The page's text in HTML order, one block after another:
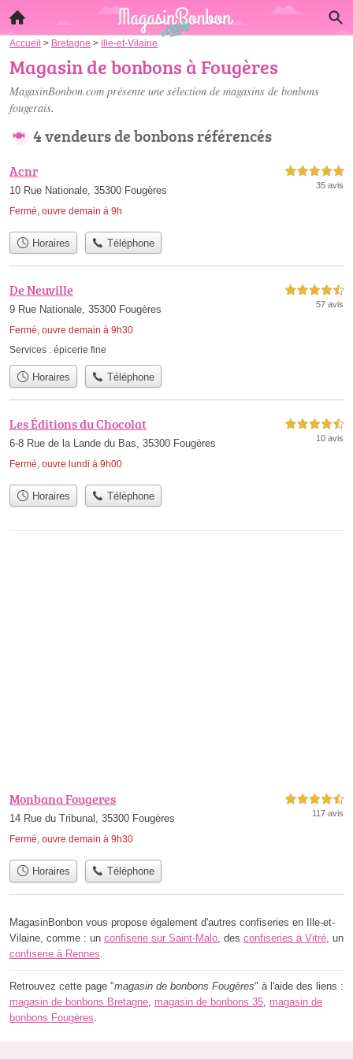
Accueil > Bretagne > Ille-et-Vilaine
Magasin de bonbons à Fougères
MagasinBonbon.com présente une sélection de magasins de bonbons
fougerais.
4 vendeurs de bonbons référencés
Acnr
10 Rue Nationale, 35300 Fougères
Fermé, ouvre demain à 9h
5,0 étoiles sur 5
35 avis
Horaires Téléphone
De Neuville
9 Rue Nationale, 35300 Fougères
Fermé, ouvre demain à 9h30
4,5 étoiles sur 5
57 avis
Services : épicerie fine
Horaires Téléphone
Les Éditions du Chocolat
6-8 Rue de la Lande du Bas, 35300 Fougères
Fermé, ouvre lundi à 9h00
4,5 étoiles sur 5
10 avis
Horaires Téléphone
Monbana Fougeres
14 Rue du Tribunal, 35300 Fougères
Fermé, ouvre demain à 9h30
4,5 étoiles sur 5
117 avis
Horaires Téléphone
MagasinBonbon vous propose également d'autres confiseries en Ille-et-
Vilaine, comme : un confiserie sur Saint-Malo , des confiseries à Vitré , un
confiserie à Rennes
Retrouvez cette page "magasin de bonbons Fougères" à l'aide des liens :
magasin de bonbons Bretagne magasin de bonbons 35 magasin de
bonbons Fougères